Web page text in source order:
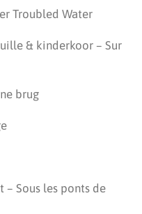
Troubled Water
& kinderkoor – Sur
brug
Sous les ponts de